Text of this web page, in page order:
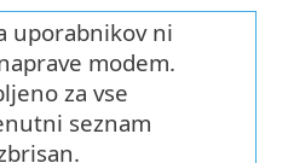
uporabnikov ni
modem.
za vse
seznam